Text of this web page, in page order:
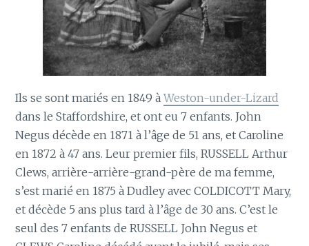
Ils se sont mariés en 1849 àWeston-under-Lizard
dans le Staffordshire, et ont eu 7 enfants. John
Negus décède en 1871 à l’âge de 51 ans, et Caroline
en 1872 à 47 ans. Leur premier fils, RUSSELL Arthur
Clews, arrière-arrière-grand-père de ma femme,
s’est marié en 1875 à Dudley avec COLDICOTT Mary,
et décède 5 ans plus tard à l’âge de 30 ans. C’est le
seul des 7 enfants de RUSSELL John Negus et